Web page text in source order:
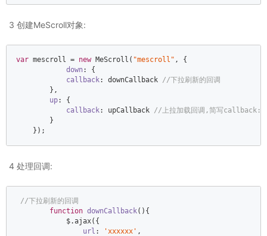
3 创建MeScroll对象:
var mescroll = new MeScroll( "mescroll" , {
down: {
callback: downCallback //下拉刷新的回调
        },
up: {
callback: upCallback //上拉加载回调,简写
        }
    });
4 处理回调:
//下拉刷新的回调
function downCallback( ) {
            $.ajax({
url : 'xxxxxx' ,